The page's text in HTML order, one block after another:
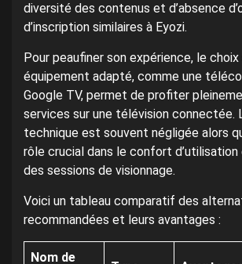
diversité des contenus et d’absence
d’inscription similaires à Eyozi.
Pour peaufiner son expérience, le choix
équipement adapté, comme une
Google TV, permet de profiter
services sur une télévision connectée.
technique est souvent négligée alors
rôle crucial dans le confort
des sessions de visionnage.
Voici un tableau comparatif des
recommandées et leurs avantages :
Nom de